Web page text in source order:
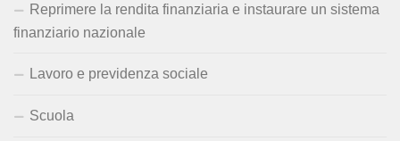
Reprimere la rendita finanziaria e instaurare un sistema
finanziario nazionale
Lavoro e previdenza sociale
Scuola